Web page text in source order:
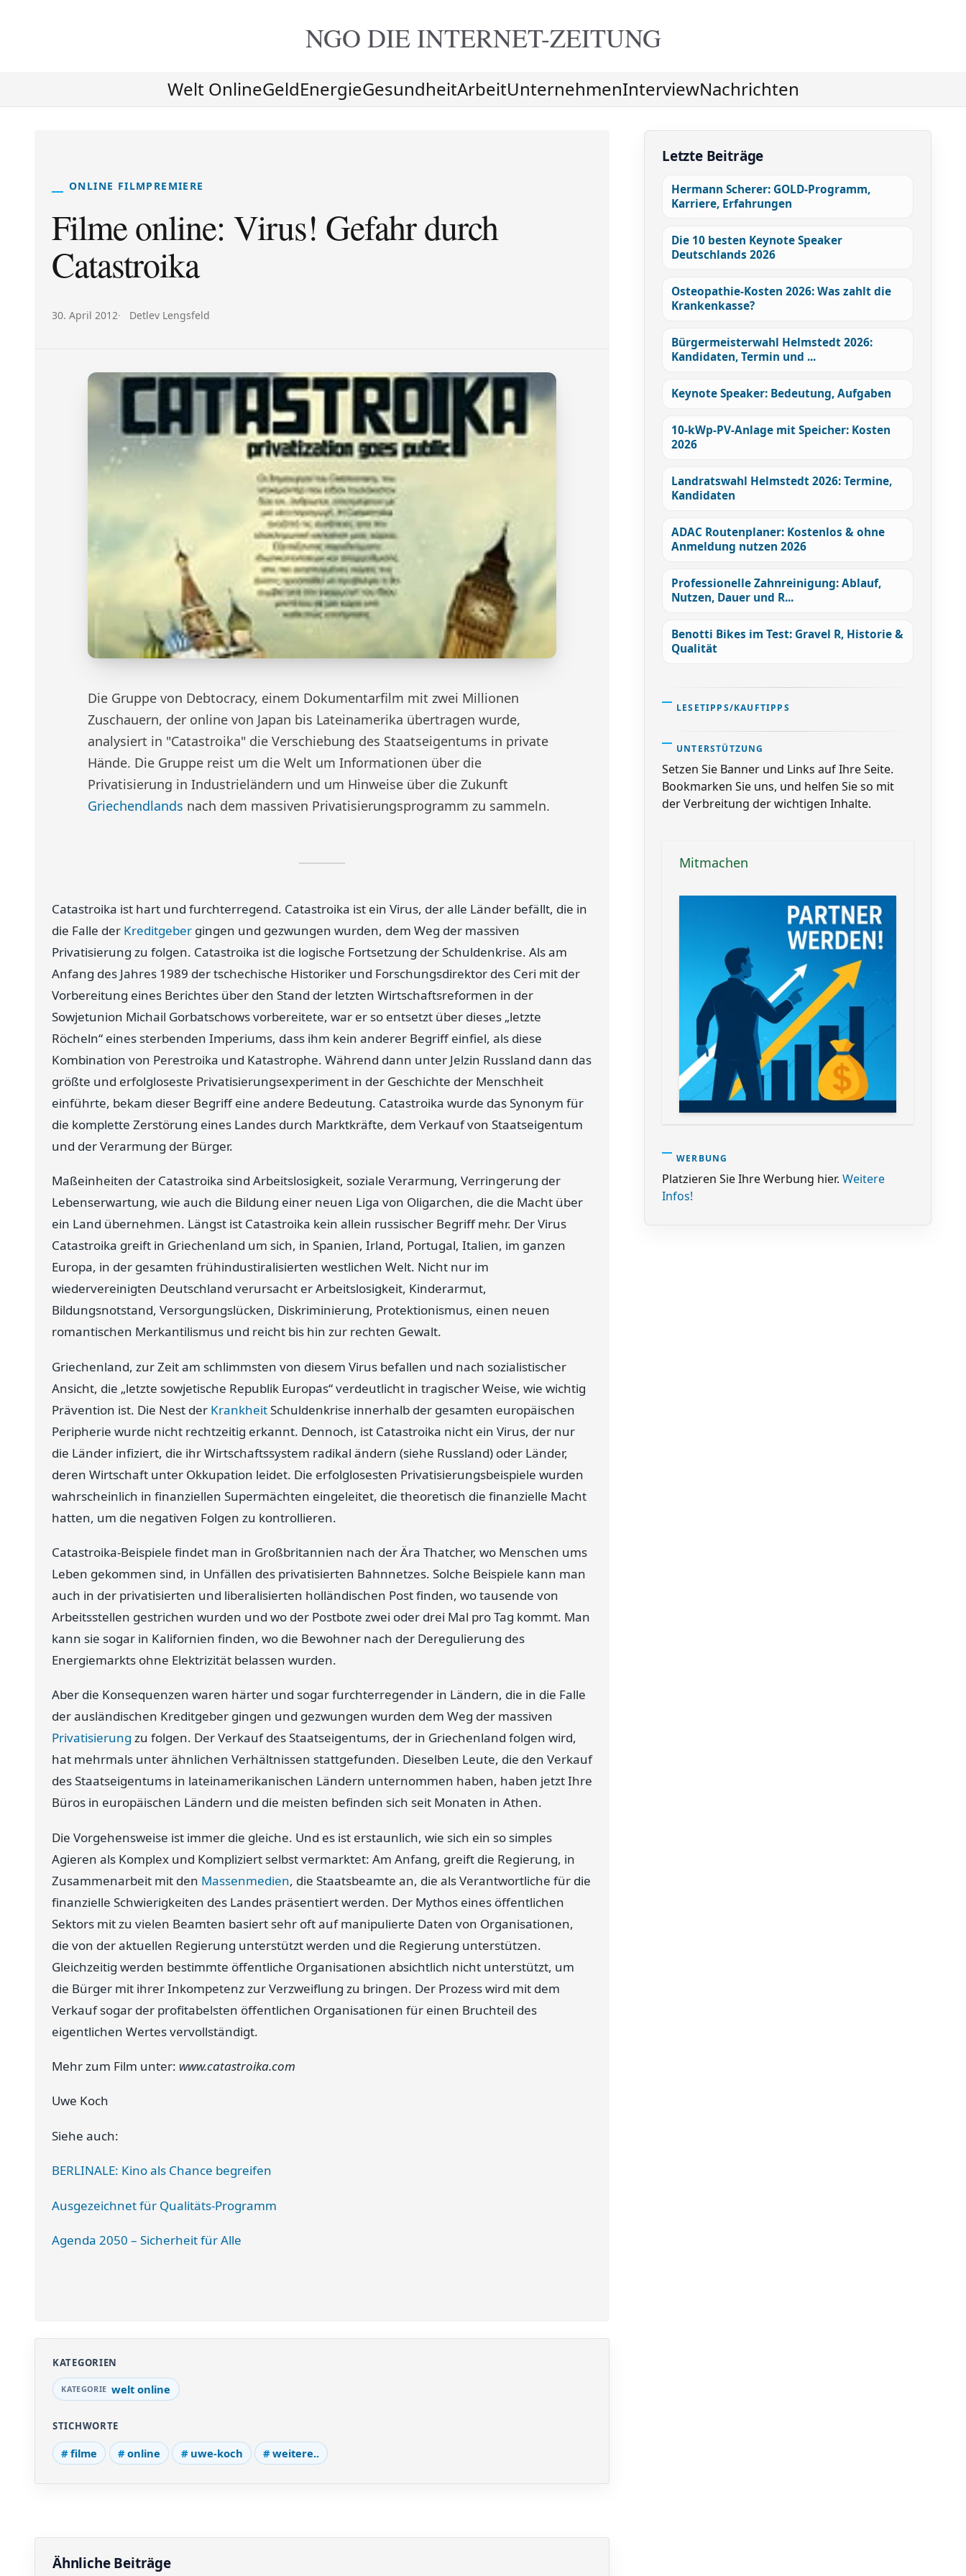
NGO DIEINTERNET-ZEITUNG
Welt OnlineGeldEnergieGesundheitArbeitUnternehmenInterviewNachrichten
ONLINE FILMPREMIERE
Filme online: Virus! Gefahr durch
Catastroika
Veröffentlicht am:
30. April 2012 Autor:
Detlev Lengsfeld
Die Gruppe von Debtocracy, einem Dokumentarfilm mit zwei Millionen
Zuschauern, der online von Japan bis Lateinamerika übertragen wurde,
analysiert in "Catastroika" die Verschiebung des Staatseigentums in private
Hände. Die Gruppe reist um die Welt um Informationen über die
Privatisierung in Industrieländern und um Hinweise über die Zukunft
Griechendlands nach dem massiven Privatisierungsprogramm zu sammeln.
Catastroika ist hart und furchterregend. Catastroika ist ein Virus, der alle Länder befällt, die in
die Falle der Kreditgeber gingen und gezwungen wurden, dem Weg der massiven
Privatisierung zu folgen. Catastroika ist die logische Fortsetzung der Schuldenkrise. Als am
Anfang des Jahres 1989 der tschechische Historiker und Forschungsdirektor des Ceri mit der
Vorbereitung eines Berichtes über den Stand der letzten Wirtschaftsreformen in der
Sowjetunion Michail Gorbatschows vorbereitete, war er so entsetzt über dieses „letzte
Röcheln“ eines sterbenden Imperiums, dass ihm kein anderer Begriff einfiel, als diese
Kombination von Perestroika und Katastrophe. Während dann unter Jelzin Russland dann das
größte und erfolgloseste Privatisierungsexperiment in der Geschichte der Menschheit
einführte, bekam dieser Begriff eine andere Bedeutung. Catastroika wurde das Synonym für
die komplette Zerstörung eines Landes durch Marktkräfte, dem Verkauf von Staatseigentum
und der Verarmung der Bürger.
Maßeinheiten der Catastroika sind Arbeitslosigkeit, soziale Verarmung, Verringerung der
Lebenserwartung, wie auch die Bildung einer neuen Liga von Oligarchen, die die Macht über
ein Land übernehmen. Längst ist Catastroika kein allein russischer Begriff mehr. Der Virus
Catastroika greift in Griechenland um sich, in Spanien, Irland, Portugal, Italien, im ganzen
Europa, in der gesamten frühindustiralisierten westlichen Welt. Nicht nur im
wiedervereinigten Deutschland verursacht er Arbeitslosigkeit, Kinderarmut,
Bildungsnotstand, Versorgungslücken, Diskriminierung, Protektionismus, einen neuen
romantischen Merkantilismus und reicht bis hin zur rechten Gewalt.
Griechenland, zur Zeit am schlimmsten von diesem Virus befallen und nach sozialistischer
Ansicht, die „letzte sowjetische Republik Europas“ verdeutlicht in tragischer Weise, wie wichtig
Prävention ist. Die Nest der KrankheitSchuldenkrise innerhalb der gesamten europäischen
Peripherie wurde nicht rechtzeitig erkannt. Dennoch, ist Catastroika nicht ein Virus, der nur
die Länder infiziert, die ihr Wirtschaftssystem radikal ändern (siehe Russland) oder Länder,
deren Wirtschaft unter Okkupation leidet. Die erfolglosesten Privatisierungsbeispiele wurden
wahrscheinlich in finanziellen Supermächten eingeleitet, die theoretisch die finanzielle Macht
hatten, um die negativen Folgen zu kontrollieren.
Catastroika-Beispiele findet man in Großbritannien nach der Ära Thatcher, wo Menschen ums
Leben gekommen sind, in Unfällen des privatisierten Bahnnetzes. Solche Beispiele kann man
auch in der privatisierten und liberalisierten holländischen Post finden, wo tausende von
Arbeitsstellen gestrichen wurden und wo der Postbote zwei oder drei Mal pro Tag kommt. Man
kann sie sogar in Kalifornien finden, wo die Bewohner nach der Deregulierung des
Energiemarkts ohne Elektrizität belassen wurden.
Aber die Konsequenzen waren härter und sogar furchterregender in Ländern, die in die Falle
der ausländischen Kreditgeber gingen und gezwungen wurden dem Weg der massiven
Privatisierung zu folgen. Der Verkauf des Staatseigentums, der in Griechenland folgen wird,
hat mehrmals unter ähnlichen Verhältnissen stattgefunden. Dieselben Leute, die den Verkauf
des Staatseigentums in lateinamerikanischen Ländern unternommen haben, haben jetzt Ihre
Büros in europäischen Ländern und die meisten befinden sich seit Monaten in Athen.
Die Vorgehensweise ist immer die gleiche. Und es ist erstaunlich, wie sich ein so simples
Agieren als Komplex und Kompliziert selbst vermarktet: Am Anfang, greift die Regierung, in
Zusammenarbeit mit den Massenmedien, die Staatsbeamte an, die als Verantwortliche für die
finanzielle Schwierigkeiten des Landes präsentiert werden. Der Mythos eines öffentlichen
Sektors mit zu vielen Beamten basiert sehr oft auf manipulierte Daten von Organisationen,
die von der aktuellen Regierung unterstützt werden und die Regierung unterstützen.
Gleichzeitig werden bestimmte öffentliche Organisationen absichtlich nicht unterstützt, um
die Bürger mit ihrer Inkompetenz zur Verzweiflung zu bringen. Der Prozess wird mit dem
Verkauf sogar der profitabelsten öffentlichen Organisationen für einen Bruchteil des
eigentlichen Wertes vervollständigt.
Mehr zum Film unter: www.catastroika.com
Uwe Koch
Siehe auch:
BERLINALE: Kino als Chance begreifen
Ausgezeichnet für Qualitäts-Programm
Agenda 2050 – Sicherheit für Alle
KATEGORIEN
welt online
STICHWORTE
filme online uwe-koch weitere..
Ähnliche Beiträge
Letzte Beiträge
Hermann Scherer: GOLD-Programm,
Karriere, Erfahrungen
Die 10 besten Keynote Speaker
Deutschlands 2026
Osteopathie-Kosten 2026: Was zahlt die
Krankenkasse?
Bürgermeisterwahl Helmstedt 2026:
Kandidaten, Termin und ...
Keynote Speaker: Bedeutung, Aufgaben
10-kWp-PV-Anlage mit Speicher: Kosten
2026
Landratswahl Helmstedt 2026: Termine,
Kandidaten
ADAC Routenplaner: Kostenlos & ohne
Anmeldung nutzen 2026
Professionelle Zahnreinigung: Ablauf,
Nutzen, Dauer und R...
Benotti Bikes im Test: Gravel R, Historie &
Qualität
LESETIPPS/KAUFTIPPS
UNTERSTÜTZUNG
Setzen Sie Banner und Links auf Ihre Seite.
Bookmarken Sie uns, und helfen Sie so mit
der Verbreitung der wichtigen Inhalte.
Mitmachen
WERBUNG
Platzieren Sie Ihre Werbung hier. Weitere
Infos!